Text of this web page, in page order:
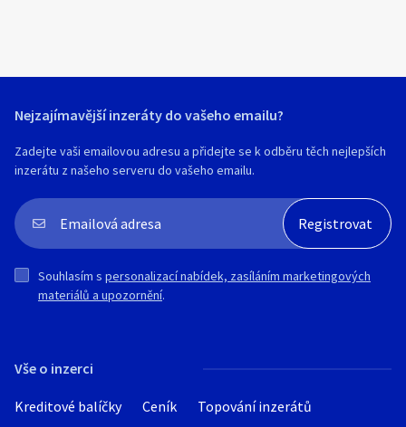
Vše o inzerci
Kreditové balíčky Ceník
Topování inzerátů
Nejzajímavější inzeráty do vašeho emailu?
Zadejte vaši emailovou adresu a přidejte se k odběru těch nejlepších
inzerátu z našeho serveru do vašeho emailu.
Souhlasím s personalizací nabídek, zasíláním marketingových
materiálů a upozornění.